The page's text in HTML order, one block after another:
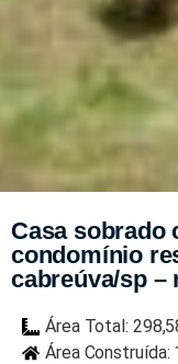
Casa sobrado
condomínio
cabreúva/sp –
Área Total:
Área Construída: